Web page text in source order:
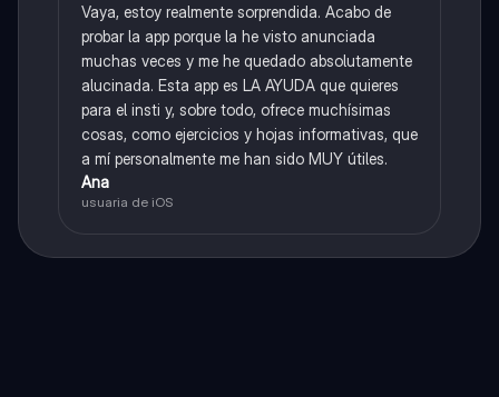
Vaya, estoy realmente sorprendida. Acabo de
probar la app porque la he visto anunciada
muchas veces y me he quedado absolutamente
alucinada. Esta app es LA AYUDA que quieres
para el insti y, sobre todo, ofrece muchísimas
cosas, como ejercicios y hojas informativas, que
a mí personalmente me han sido MUY útiles.
Ana
usuaria de iOS